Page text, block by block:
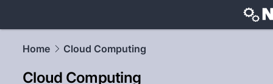
Home
Cloud Computing
Cloud Computing